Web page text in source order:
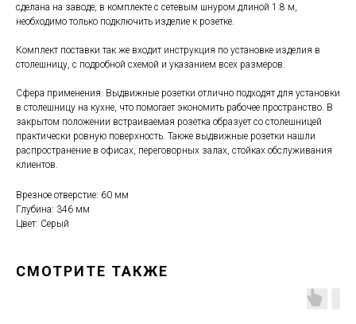
сделана на заводе, в комплекте с сетевым шнуром длиной 1.8 м,
необходимо только подключить изделие к розетке.
Комплект поставки так же входит инструкция по установке изделия в
столешницу, с подробной схемой и указанием всех размеров.
Сфера применения: Выдвижные розетки отлично подходят для установки
в столешницу на кухне, что помогает экономить рабочее пространство. В
закрытом положении встраиваемая розетка образует со столешницей
практически ровную поверхность. Также выдвижные розетки нашли
распространение в офисах, переговорных залах, стойках обслуживания
клиентов.
Врезное отверстие: 60 мм
Глубина: 346 мм
Цвет: Серый
СМОТРИТЕ ТАКЖЕ